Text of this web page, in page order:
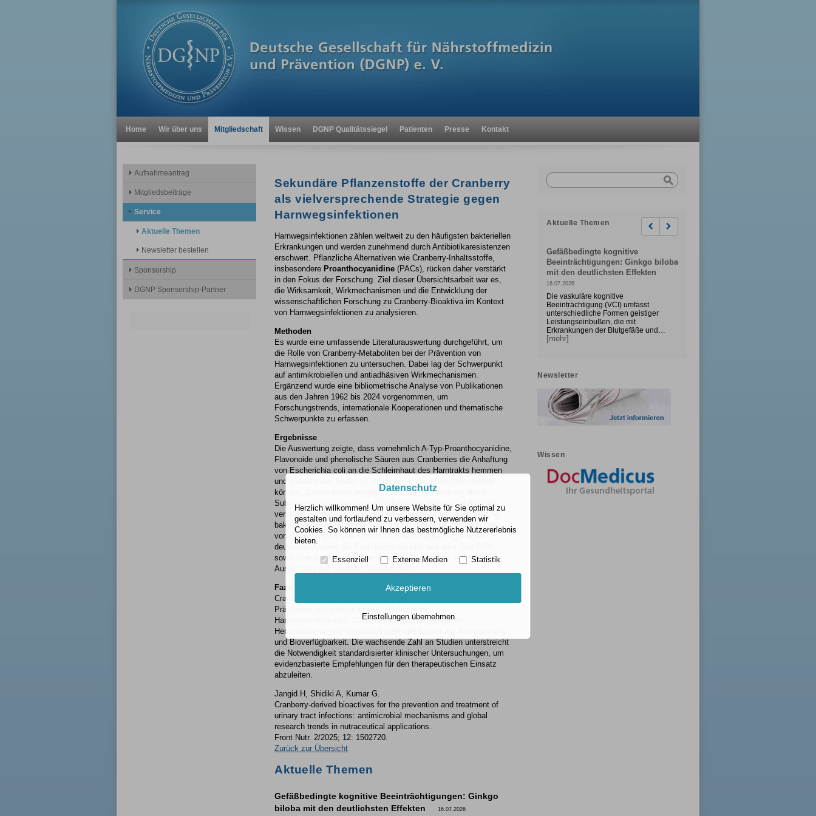
Home Wir über uns Mitgliedschaft Wissen DGNP Qualitätssiegel Patienten Presse Kontakt
Aufnahmeantrag
Mitgliedsbeiträge
Service
Aktuelle Themen
Newsletter bestellen
Sponsorship
DGNP Sponsorship-Partner
Sekundäre Pflanzenstoffe der Cranberry
als vielversprechende Strategie gegen
Harnwegsinfektionen
Harnwegsinfektionen zählen weltweit zu den häufigsten bakteriellen
Erkrankungen und werden zunehmend durch Antibiotikaresistenzen
erschwert. Pflanzliche Alternativen wie Cranberry-Inhaltsstoffe,
insbesondere Proanthocyanidine (PACs), rücken daher verstärkt
in den Fokus der Forschung. Ziel dieser Übersichtsarbeit war es,
die Wirksamkeit, Wirkmechanismen und die Entwicklung der
wissenschaftlichen Forschung zu Cranberry-Bioaktiva im Kontext
von Harnwegsinfektionen zu analysieren.
Methoden
Es wurde eine umfassende Literaturauswertung durchgeführt, um
die Rolle von Cranberry-Metaboliten bei der Prävention von
Harnwegsinfektionen zu untersuchen. Dabei lag der Schwerpunkt
auf antimikrobiellen und antiadhäsiven Wirkmechanismen.
Ergänzend wurde eine bibliometrische Analyse von Publikationen
aus den Jahren 1962 bis 2024 vorgenommen, um
Forschungstrends, internationale Kooperationen und thematische
Schwerpunkte zu erfassen.
Ergebnisse
Die Auswertung zeigte, dass vornehmlich A-Typ-Proanthocyanidine,
Flavonoide und phenolische Säuren aus Cranberries die Anhaftung
von Escherichia coli an die Schleimhaut des Harntrakts hemmen
und dadurch das Risiko für wiederkehrende Infektionen senken
können. Zudem wurde deutlich, dass die Umwandlung dieser
Substanzen durch die Darmmikrobiota ihre biologische Aktivität
verstärkt. Ferner konnten Cranberry-Oligosaccharide die Bildung
bakterieller Biofilme stören, was insbesondere bei Risikogruppen
von Bedeutung ist. Die bibliometrische Analyse zeigte einen
deutlichen Anstieg der Forschungsaktivität seit dem Jahr 2000
sowie eine zunehmende internationale Vernetzung und stärkere
Ausrichtung auf klinische Anwendungen.
Fazit
Cranberry-Bioaktive zeigen ein vielversprechendes Potenzial zur
Prävention und unterstützenden Behandlung von
Harnwegsinfektionen. Gleichzeitig bestehen weiterhin
Herausforderungen hinsichtlich optimaler Dosierung, Formulierung
und Bioverfügbarkeit. Die wachsende Zahl an Studien unterstreicht
die Notwendigkeit standardisierter klinischer Untersuchungen, um
evidenzbasierte Empfehlungen für den therapeutischen Einsatz
abzuleiten.
Jangid H, Shidiki A, Kumar G.
Cranberry-derived bioactives for the prevention and treatment of
urinary tract infections: antimicrobial mechanisms and global
research trends in nutraceutical applications.
Front Nutr. 2/2025; 12: 1502720.
Zurück zur Übersicht
Aktuelle Themen
Gefäßbedingte kognitive Beeinträchtigungen: Ginkgo
biloba mit den deutlichsten Effekten
16.07.2026
Aktuelle Themen Previous
Gefäßbedingte kognitive
Beeinträchtigungen: Ginkgo biloba
mit den deutlichsten Effekten
16.07.2026
Die vaskuläre kognitive
Beeinträchtigung (VCI) umfasst
unterschiedliche Formen geistiger
Leistungseinbußen, die mit
Erkrankungen der Blutgefäße und…
[mehr]
Newsletter
Wissen
Datenschutz
Herzlich willkommen! Um unsere Website für Sie optimal zu
gestalten und fortlaufend zu verbessern, verwenden wir
Cookies. So können wir Ihnen das bestmögliche Nutzererlebnis
bieten.
Essenziell Externe Medien Statistik
Akzeptieren
Einstellungen übernehmen